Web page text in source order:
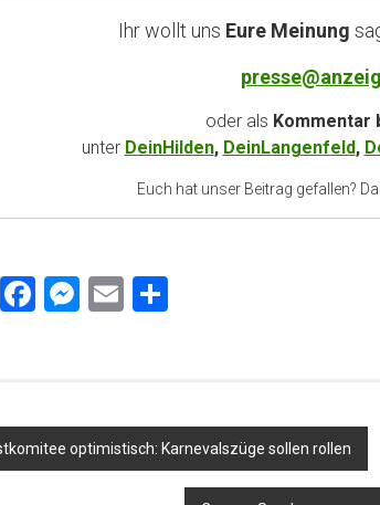
Ihr wollt uns Eure Meinung
oder als Kommentar
unter DeinHilden, DeinLangenfeld,
Euch hat unser Beitrag gefallen?
WhatsApp
Facebook
Messenger
Email
optimistisch: Karnevalszüge sollen rollen